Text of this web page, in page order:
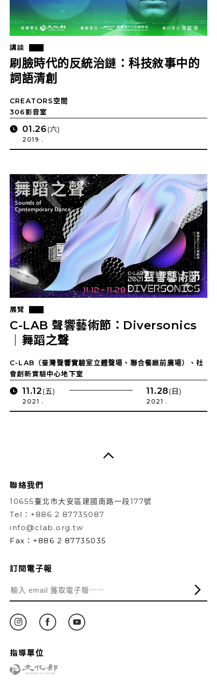
講談
刷臉時代的反統治鏈：科技敘事中的
詞語清創
CREATORS空間
306影音室
01.26(六)
2019 .
展覽
C-LAB 聲響藝術節：Diversonics
｜舞蹈之聲
C-LAB（臺灣聲響實驗室立體聲場、聯合餐廳前廣場）、社
會創新實驗中心地下室
11.12(五)
2021 .
11.28(日)
2021 .
聯絡我們
10655臺北市大安區建國南路一段177號
Tel：+886 2 87735087
info@clab.org.tw
Fax：+886 2 87735035
訂閱電子報
指導單位